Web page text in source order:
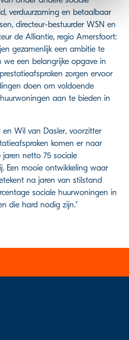
verduurzaming en betaalbaar
directeur-bestuurder WSN en
de Alliantie, regio Amersfoort:
gezamenlijk een ambitie te
we een belangrijke opgave in
zorgen ervoor
doen om voldoende
aan te bieden in
en Wil van Dasler, voorzitter
komen er naar
netto 75 sociale
Een mooie ontwikkeling waar
na jaren van stilstand
sociale huurwoningen in
die hard nodig zijn."